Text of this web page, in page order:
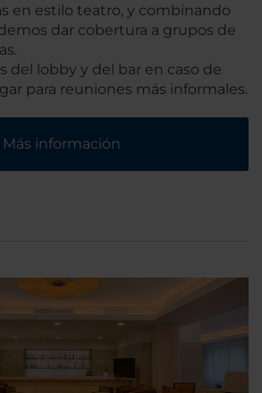
en estilo teatro, y combinando
dar cobertura a grupos de
del lobby y del bar en caso de
para reuniones más informales.
Más información